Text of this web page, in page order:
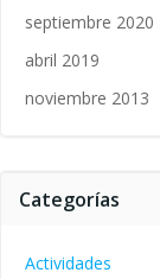
septiembre 2020
abril 2019
noviembre 2013
Categorías
Actividades